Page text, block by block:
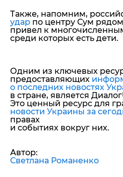
Также, напомним,
удар по центру Сум
привел к
среди которых есть дети.
Одним из ключевых
предоставляющих
о последних новостях
в стране, является
Это ценный ресурс для
новости Украины за
правах
и событиях вокруг них.
Автор:
Светлана Романенко